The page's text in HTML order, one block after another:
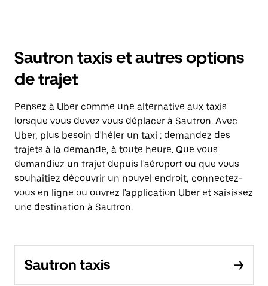
Sautron taxis et autres options
de trajet
Pensez à Uber comme une alternative aux taxis
lorsque vous devez vous déplacer à Sautron. Avec
Uber, plus besoin d'héler un taxi : demandez des
trajets à la demande, à toute heure. Que vous
demandiez un trajet depuis l'aéroport ou que vous
souhaitiez découvrir un nouvel endroit, connectez-
vous en ligne ou ouvrez l'application Uber et saisissez
une destination à Sautron.
Sautron taxis